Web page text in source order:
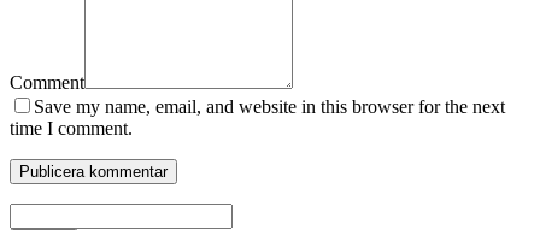
Comment
Save my name, email, and website in this browser for the next
time I comment.